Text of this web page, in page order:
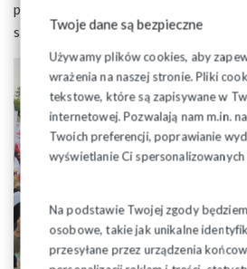
Twoje dane są bezpieczne
Używamy plików cookies, aby
wrażenia na naszej stronie. Pliki
tekstowe, które są zapisywane w
internetowej. Pozwalają nam m.in.
Twoich preferencji, poprawianie
wyświetlanie Ci spersonalizowanych
Na podstawie Twojej zgody
osobowe, takie jak unikalne
przesyłane przez urządzenia
przywróceniem powszechnego
szkolnego od siódmego roku życia”.